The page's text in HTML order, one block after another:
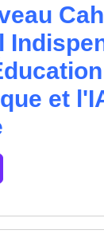
et